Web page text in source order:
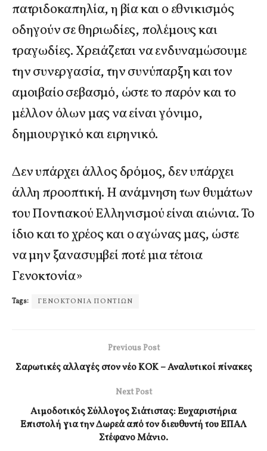
πατριδοκαπηλία, η βία και ο εθνικισμός
οδηγούν σε θηριωδίες, πολέμους και
τραγωδίες. Χρειάζεται να ενδυναμώσουμε
την συνεργασία, την συνύπαρξη και τον
αμοιβαίο σεβασμό, ώστε το παρόν και το
μέλλον όλων μας να είναι γόνιμο,
δημιουργικό και ειρηνικό.
Δεν υπάρχει άλλος δρόμος, δεν υπάρχει
άλλη προοπτική. Η ανάμνηση των θυμάτων
του Ποντιακού Ελληνισμού είναι αιώνια. Το
ίδιο και το χρέος και ο αγώνας μας, ώστε
να μην ξανασυμβεί ποτέ μια τέτοια
Γενοκτονία»
Tags: ΓΕΝΟΚΤΟΝΙΑ ΠΟΝΤΙΩΝ
Previous Post
Σαρωτικές αλλαγές στον νέο ΚΟΚ – Αναλυτικοί πίνακες
Next Post
Αιμοδοτικός Σύλλογος Σιάτιστας: Ευχαριστήρια
Επιστολή για την Δωρεά από τον διευθυντή του ΕΠΑΛ
Στέφανο Μάνιο.